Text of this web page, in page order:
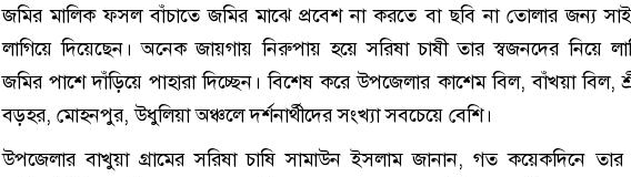
জমির মালিক ফসল বাঁচাতে জমির মাঝে প্রবেশ না করতে বা ছবি না তোলার জন্য
লাগিয়ে দিয়েছেন। অনেক জায়গায় নিরুপায় হয়ে সরিষা চাষী তার স্বজনদের নিয়ে
জমির পাশে দাঁড়িয়ে পাহারা দিচ্ছেন। বিশেষ করে উপজেলার কাশেম বিল, বাঁখয়া বিল,
বড়হর, মোহনপুর, উধুলিয়া অঞ্চলে দর্শনার্থীদের সংখ্যা সবচেয়ে বেশি।
উপজেলার বাখুয়া গ্রামের সরিষা চাষি সামাউন ইসলাম জানান, গত কয়েকদিনে তার